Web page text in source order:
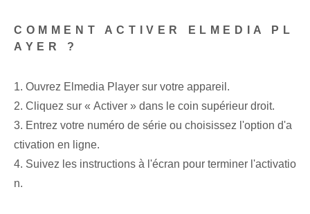
COMMENT ACTIVER ELMEDIA PL
AYER ?
1. Ouvrez Elmedia Player sur votre appareil.
2. Cliquez sur « Activer » dans le coin supérieur droit.
3. Entrez votre numéro de série ou choisissez l'option d'a
ctivation en ligne.
4. Suivez les instructions à l'écran pour terminer l'activatio
n.